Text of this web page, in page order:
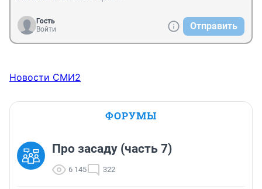
Гость
Войти
Отправить
Новости СМИ2
ФОРУМЫ
Про засаду (часть 7)
6 145 322